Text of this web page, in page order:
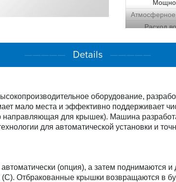
Расход
————— Details —————
оборудование,
мало места и эффективно поддерживает
направляющая для крышек). Машина
для автоматической установки и
(опция), а затем поднимаются и
Отбракованные крышки возвращаются в